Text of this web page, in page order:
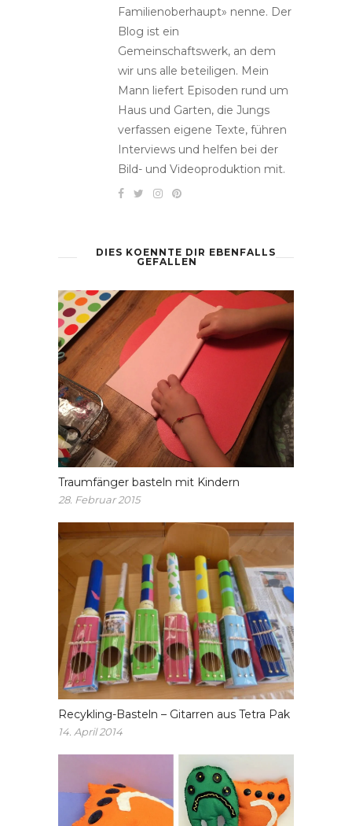
Familienoberhaupt» nenne. Der
Blog ist ein
Gemeinschaftswerk, an dem
wir uns alle beteiligen. Mein
Mann liefert Episoden rund um
Haus und Garten, die Jungs
verfassen eigene Texte, führen
Interviews und helfen bei der
Bild- und Videoproduktion mit.
DIES KOENNTE DIR EBENFALLS
GEFALLEN
Traumfänger basteln mit Kindern
28. Februar 2015
Recykling-Basteln – Gitarren aus Tetra Pak
14. April 2014